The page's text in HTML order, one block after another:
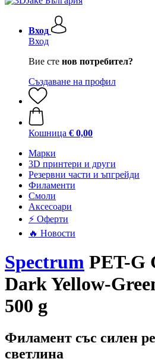
Вход
Вход
Вие сте нов потребител?
Създаване на профил
Кошница € 0,00
Mарки
3D принтери и други
Резервни части и ъпгрейди
Филаменти
Смоли
Аксесоари
⚡ Оферти
🔥 Новости
Spectrum PET-G
Dark Yellow-
500 g
Филамент със силен
светлина